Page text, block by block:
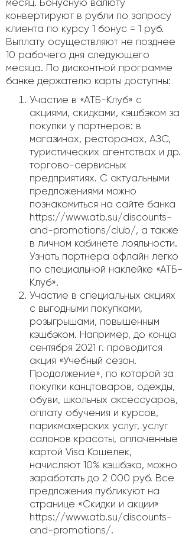
конвертируют в рубли по запросу
клиента по курсу 1 бонус = 1 руб.
Выплату осуществляют не позднее
10 рабочего дня следующего
месяца. По дисконтной программе
банке держателю карты доступны:
Участие в «АТБ-Клуб» с
акциями, скидками, кэшбэком за
покупки у партнеров: в
магазинах, ресторанах, АЗС,
туристических агентствах и др.
торгово-сервисных
предприятиях. С актуальными
предложениями можно
познакомиться на сайте банка
https://www.atb.su/discounts-
and-promotions/club/, а также
в личном кабинете лояльности.
Узнать партнера офлайн легко
по специальной наклейке «АТБ-
Клуб».
Участие в специальных акциях
с выгодными покупками,
розыгрышами, повышенным
кэшбэком. Например, до конца
сентября 2021 г. проводится
акция «Учебный сезон.
Продолжение», по которой за
покупки канцтоваров, одежды,
обуви, школьных аксессуаров,
оплату обучения и курсов,
парикмахерских услуг, услуг
салонов красоты, оплаченные
картой Visa Кошелек,
начисляют 10% кэшбэка, можно
заработать до 2 000 руб. Все
предложения публикуют на
странице «Скидки и акции»
https://www.atb.su/discounts-
and-promotions/.